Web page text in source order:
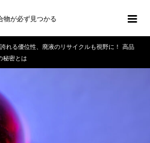
物が必ず見つかる
れる優位性、廃液のリサイクルも視野に！ 高品
秘密とは